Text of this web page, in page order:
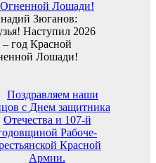
Зюганов:
Наступил 2026
– год Красной
Лошади!